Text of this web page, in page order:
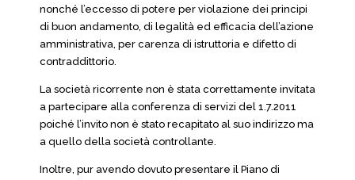
nonché l’eccesso di potere per violazione dei principi
di buon andamento, di legalità ed efficacia dell’azione
amministrativa, per carenza di istruttoria e difetto di
contraddittorio.
La società ricorrente non è stata correttamente invitata
a partecipare alla conferenza di servizi del 1.7.2011
poiché l’invito non è stato recapitato al suo indirizzo ma
a quello della società controllante.
Inoltre, pur avendo dovuto presentare il Piano di